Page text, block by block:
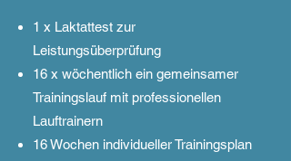
1 x Laktattest zur
Leistungsüberprüfung
16 x wöchentlich ein gemeinsamer
Trainingslauf mit professionellen
Lauftrainern
16 Wochen individueller Trainingsplan